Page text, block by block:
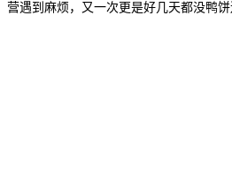
营遇到麻烦，又一次更是好几天都没鸭